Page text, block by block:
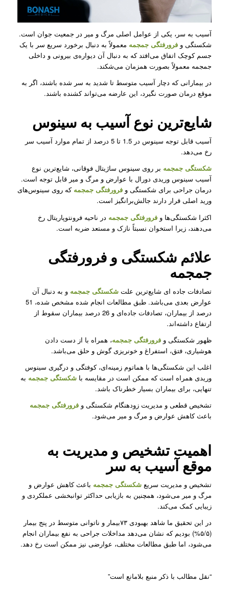
آسیب به سر، یکی از عوامل اصلی مرگ و میر در جمعیت جوان است.
شکستگی و فرورفتگی جمجمه معمولاً به دنبال برخورد سریع سر با یک
جسم کوچک اتفاق می‌افتد که به دنبال آن دیواره‌ی بیرونی و داخلی
جمجمه معمولاً بصورت همزمان می‌شکند.
در بیمارانی که دچار آسیب متوسط تا شدید به سر شده باشند، اگر به
موقع درمان صورت نگیرد، این عارضه می‌تواند کشنده باشند.
شایع‌ترین نوع آسیب به سینوس
آسیب قابل توجه سینوس در 1.5 تا 5 درصد از تمام موارد آسیب سر
رخ می‌دهد.
شکستگی جمجمه بر روی سینوس ساژیتال فوقانی، شایع‌ترین نوع
آسیب سینوس وریدی دورال با عوارض و مرگ و میر قابل توجه است.
درمان جراحی برای شکستگی و فرورفتگی جمجمه که روی سینوس‌های
ورید اصلی قرار دارند جالش‌برانگیز است.
اکثرا شکستگی‌ها و فرورفتگی جمجمه ‌در ناحیه فرونتوپاریتال رخ
می‌دهند، زیرا استخوان نسبتاً نازک و مستعد ضربه است.
علائم شکستگی و فرورفتگی
جمجمه
تصادفات جاده ای شایع‌ترین علت شکستگی جمجمه و به دنبال آن
عوارض بعدی می‌باشد. طبق مطالعات انجام شده مشخص شده، 51
درصد از بیماران، تصادفات جاده‌ای و 26 درصد بیماران سقوط از
ارتفاع داشته‌اند.
ظهور شکستگی و فرورفتگی جمجمه، همراه با از دست دادن
هوشیاری، فتق، استفراغ و خونریزی گوش و حلق می‌باشد.
اغلب این شکستگی‌ها با هماتوم زمینه‌ای، کوفتگی و درگیری سینوس
وریدی همراه است که ممکن است در مقایسه با شکستگی جمجمه به
تنهایی، برای بیماران بسیار خطرناک باشد.
تشخیص قطعی و مدیریت زودهنگام شکستگی و فرورفتگی جمجمه
باعث کاهش عوارض و مرگ و میر می‌شود.
اهمیت تشخیص و مدیریت به
موقع آسیب به سر
تشخیص و مدیریت سریع شکستگی جمجمه باعث کاهش عوارض و
مرگ و میر می‌شود، همچنین به بازیابی حداکثر توانبخشی عملکردی و
زیبایی کمک می‌کند.
در این تحقیق ما شاهد بهبودی ۷۳بیمار و ناتوانی متوسط در پنج بیمار
(۵/۵%) بودیم که نشان می‌دهد مداخلات جراحی به نفع بیماران انجام
می‌شود، اما طبق مطالعات مختلف، عوارضی نیز ممکن است رخ دهد.
“نقل مطالب با ذکر منبع بلامانع است”